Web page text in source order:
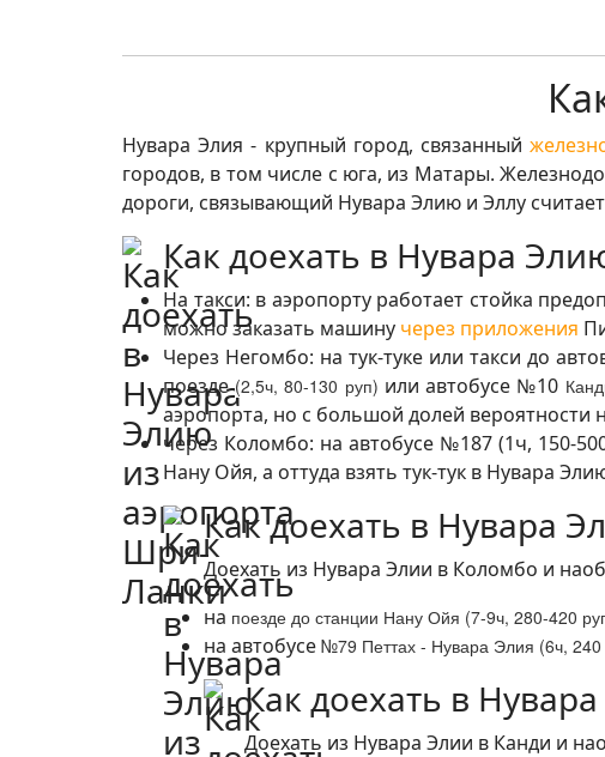
Нувара Элия - крупный город, связанный
городов, в том числе с юга, из Матары.
дороги, связывающий Нувара Элию и Эллу
Как доехать в Нувара
На такси: в аэропорту работает стойка
можно заказать машину через приложения
Через Негомбо: на тук-туке или такси до
поезде(2,5ч, 80-130 руп) или автобусе №10
аэропорта, но с большой долей вероятности
через Коломбо: на автобусе №187 (1ч, 150-
Нану Ойя, а оттуда взять тук-тук в Нувара
Как доехать в Нувара
Доехать из Нувара Элии в Коломбо и
на поезде до станции Нану Ойя (7-9ч, 280-420
на автобусе №79 Петтах - Нувара Элия (6ч, 240
Как доехать в
Доехать из Нувара Элии в Канди и